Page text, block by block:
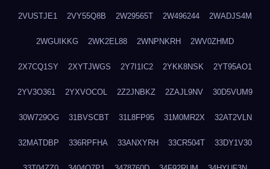
2VUSTJE1 2VY55Q8B 2W29565T 2W496244 2WADJS4M
2WGUIKKG 2WK2EL88 2WNPNKRH 2WV0ZHMD
2X7CQ1SY 2XYTJWGS 2Y7I1IC2 2YKK8NSK 2YT95AO1
2YV3O361 2YXVOCOL 2Z2JNBKZ 2ZAJL9NV 30D5VUM9
30W729OG 31BVSCBT 31L8FP95 31M0MR2X 32AT2VLN
32MATDBP 336RPFHA 33ANXYRH 33CR504T 33DY1V30